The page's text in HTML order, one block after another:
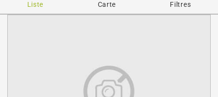
Liste Carte Filtres